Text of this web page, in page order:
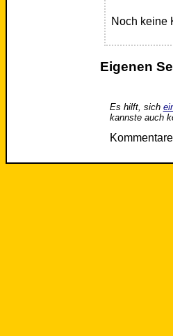
Noch keine
Eigenen
Es hilft, sich
kannste auch